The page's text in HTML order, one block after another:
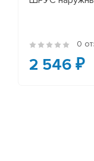
0
2 546 ₽